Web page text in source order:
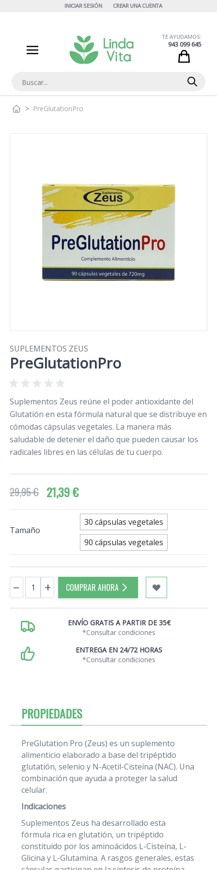
INICIAR SESIÓN CREAR UNA CUENTA
Buscar
TE AYUDAMOS:
943 099 645
> PreGlutationPro
SUPLEMENTOS ZEUS
PreGlutationPro
Suplementos Zeus reúne el poder antioxidante del
Glutatión en esta fórmula natural que se distribuye en
cómodas cápsulas vegetales. La manera más
saludable de detener el daño que pueden causar los
radicales libres en las células de tu cuerpo.
29,95 € 21,39 €
Tamaño
30 cápsulas vegetales
90 cápsulas vegetales
Cantidad
− + COMPRAR AHORA
ENVÍO GRATIS A PARTIR DE 35€
*Consultar condiciones
ENTREGA EN 24/72 HORAS
*Consultar condiciones
PROPIEDADES
PreGlutation Pro (Zeus) es un suplemento
alimenticio elaborado a base del tripéptido
glutatión, selenio y N-Acetil-Cisteína (NAC). Una
combinación que ayuda a proteger la salud
celular.
Indicaciones
Suplementos Zeus ha desarrollado esta
fórmula rica en glutatión, un tripéptido
constituido por los aminoácidos L-Cisteína, L-
Glicina y L-Glutamina. A rasgos generales, estas